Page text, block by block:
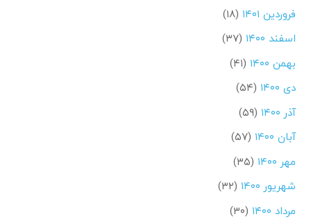
فروردین ۱۴۰۱
(۱۸)
اسفند ۱۴۰۰
(۳۷)
بهمن ۱۴۰۰
(۴۱)
دی ۱۴۰۰
(۵۴)
آذر ۱۴۰۰
(۵۹)
آبان ۱۴۰۰
(۵۷)
مهر ۱۴۰۰
(۳۵)
شهریور ۱۴۰۰
(۳۲)
مرداد ۱۴۰۰
(۳۰)